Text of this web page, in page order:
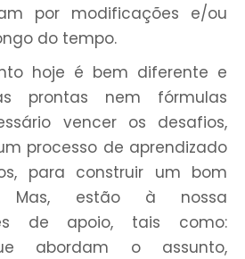
por modificações e/ou
do tempo.
hoje é bem diferente e
prontas nem fórmulas
vencer os desafios,
processo de aprendizado
para construir um bom
Mas, estão à nossa
de apoio, tais como:
abordam o assunto,